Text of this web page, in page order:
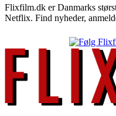
Flixfilm.dk er Danmarks
Netflix. Find nyheder,